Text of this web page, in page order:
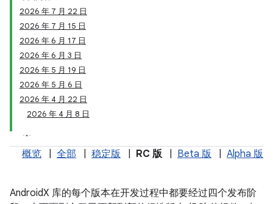
2026 年 7 月 22 日
2026 年 7 月 15 日
2026 年 6 月 17 日
2026 年 6 月 3 日
2026 年 5 月 19 日
2026 年 5 月 6 日
2026 年 4 月 22 日
2026 年 4 月 8 日
概览 全部 稳定版 RC 版 Beta 版 Alpha 版
AndroidX 库的每个版本在开发过程中都要经过四个发布阶